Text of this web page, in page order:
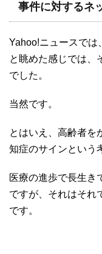
事件に対するネ
Yahoo!ニュースでは
と眺めた感じでは、
でした。
当然です。
とはいえ、高齢者を
知症のサインという
医療の進歩で長生き
ですが、それはそれ
です。